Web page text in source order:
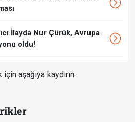
İlayda Nur Çürük, Avrupa
oldu!
aşağıya kaydırın.